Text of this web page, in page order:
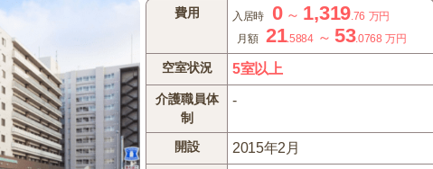
費用 入居時 0～ 1,319.76 万円
月額
21.5884～ 53.0768 万円
空室状況 5室以上
介護職員体
制
-
開設 2015年2月